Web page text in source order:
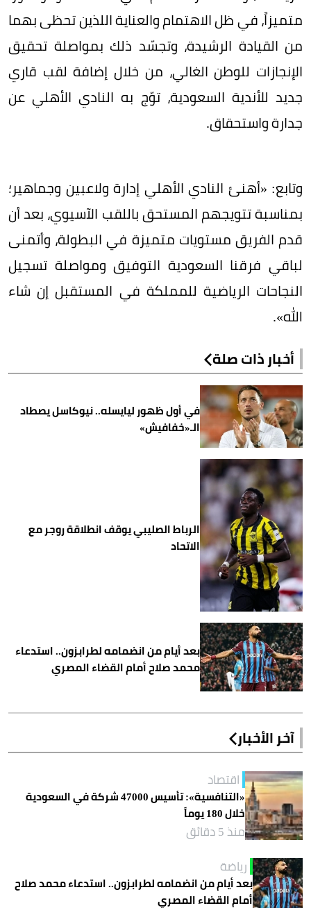
متميزاً، في ظل الاهتمام والعناية اللذين تحظى بهما
من القيادة الرشيدة، وتجسّد ذلك بمواصلة تحقيق
الإنجازات للوطن الغالي، من خلال إضافة لقب قاري
جديد للأندية السعودية، توّج به النادي الأهلي عن
جدارة واستحقاق.
وتابع: «أهنئ النادي الأهلي إدارة ولاعبين وجماهير؛
بمناسبة تتويجهم المستحق باللقب الآسيوي، بعد أن
قدم الفريق مستويات متميزة في البطولة، وأتمنى
لباقي فرقنا السعودية التوفيق ومواصلة تسجيل
النجاحات الرياضية للمملكة في المستقبل إن شاء
الله».
أخبار ذات صلة
في أول ظهور ليايسله.. نيوكاسل يصطاد
الـ«خفافيش»
الرباط الصليبي يوقف انطلاقة روجر مع
الاتحاد
بعد أيام من انضمامه لطرابزون.. استدعاء
محمد صلاح أمام القضاء المصري
آخر الأخبار
اقتصاد
«التنافسية»: تأسيس 47000 شركة في السعودية
خلال 180 يوماً
منذ 5 دقائق
رياضة
بعد أيام من انضمامه لطرابزون.. استدعاء محمد صلاح
أمام القضاء المصري